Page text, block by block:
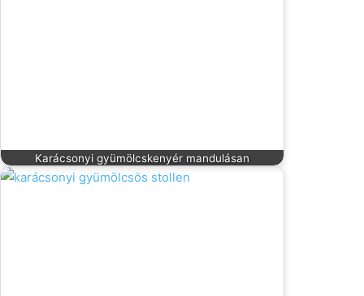
Karácsonyi gyümölcskenyér mandulásan